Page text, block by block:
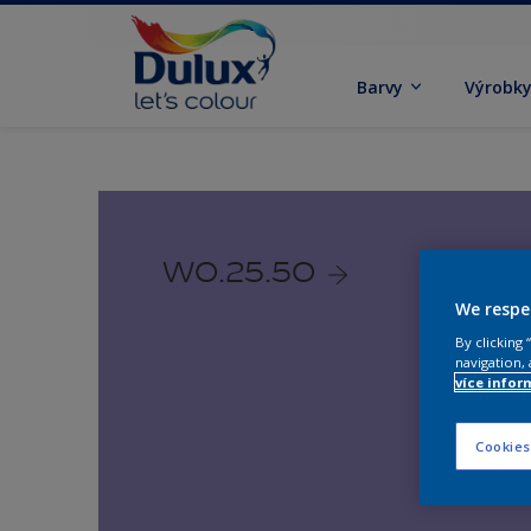
Barvy
W0.25.50
We
By clicking
navigation,
více